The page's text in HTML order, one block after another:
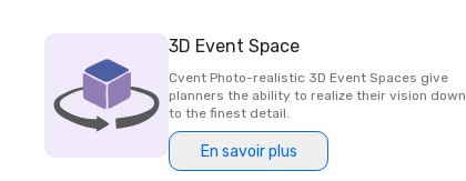
3D Event Space
Cvent Photo-realistic 3D Event Spaces give
planners the ability to realize their vision down
to the finest detail.
En savoir plus